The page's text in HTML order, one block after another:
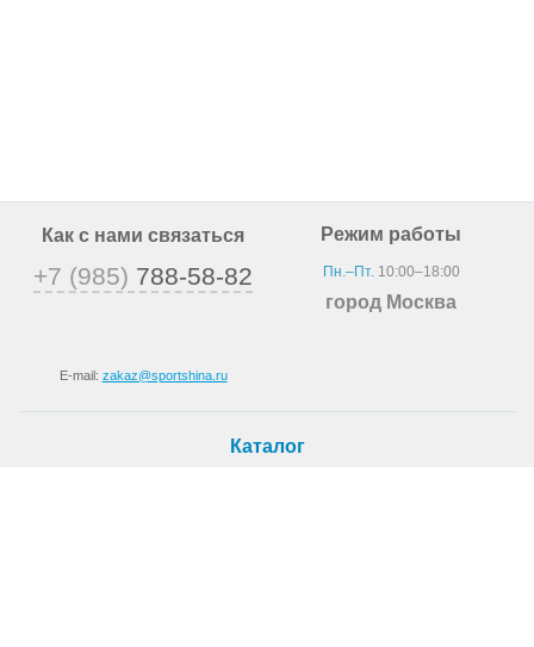
Как с нами связаться
+7 (985) 788-58-82
E-mail: zakaz@sportshina.ru
Режим работы
Пн.–Пт.10:00–18:00
город Москва
Каталог